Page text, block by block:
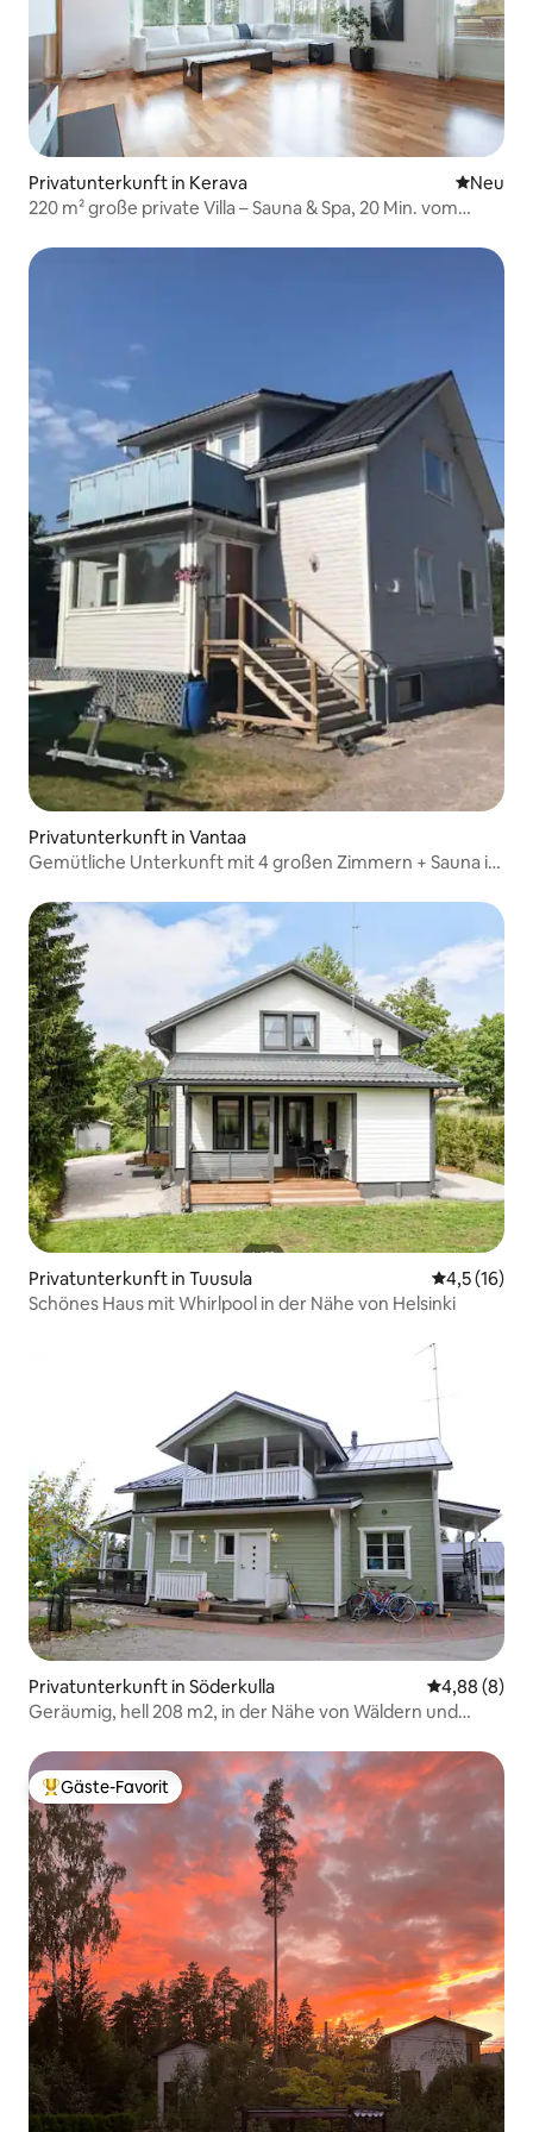
Privatunterkunft in Kerava Neue
Neu
220 m² große private Villa – Sauna & Spa, 20 Min. vom
Privatunterkunft in Vantaa
Gemütliche Unterkunft mit 4 großen Zimmern + Sauna in
und dem Flughafen
Privatunterkunft in Tuusula
4,5 (16)
Schönes Haus mit Whirlpool in der Nähe von Helsinki
Privatunterkunft in Söderkulla
4,88 (8)
Geräumig, hell 208 m2, in der Nähe von Wäldern und
Beliebter Gäste-Favorit.
Gäste-Favorit